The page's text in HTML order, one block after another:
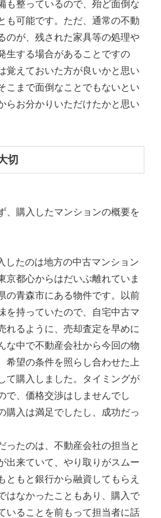
も整っているので、殆ど面倒な
も可能です。ただ、通常の不動
のが、残された家具等の処理や
生する場合があることですの
覚えておいた方が良いかと思い
こまで面倒なことでもないとい
らお分かりいただけたかと思い
切
、購入したマンションの概要を
したのは地方の中古マンション
京都心からはだいぶ離れていま
の青森市にある物件です。以前
を持っていたので、自宅中古マ
れるように、売却査定を早めに
な中で不動産会社から今回の物
希望の条件を照らし合わせた上
て購入しました。タイミングが
で、価格交渉はしませんでし
購入は満足でしたし、成功だっ
ったのは、不動産会社の担当と
出来ていて、やり取りがスムー
ともと銀行から融資してもらえ
はなかったこともあり、購入で
いることを前もって担当者に話